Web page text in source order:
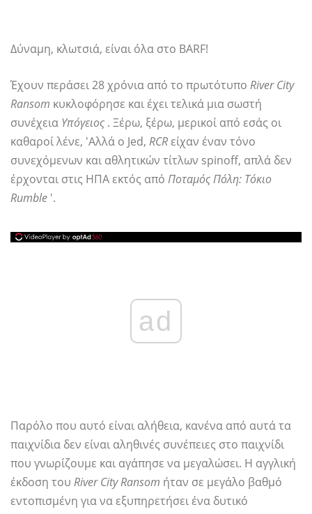
Δύναμη, κλωτσιά, είναι όλα στο BARF!
Έχουν περάσει 28 χρόνια από το πρωτότυπο River City
Ransom κυκλοφόρησε και έχει τελικά μια σωστή
συνέχεια Υπόγειος . Ξέρω, ξέρω, μερικοί από εσάς οι
καθαροί λένε, 'Αλλά ο Jed, RCRείχαν έναν τόνο
συνεχόμενων και αθλητικών τίτλων spinoff, απλά δεν
έρχονται στις ΗΠΑ εκτός από Ποταμός Πόλη: Τόκιο
Rumble '.
ad
Παρόλο που αυτό είναι αλήθεια, κανένα από αυτά τα
παιχνίδια δεν είναι αληθινές συνέπειες στο παιχνίδι
που γνωρίζουμε και αγάπησε να μεγαλώσει. Η αγγλική
έκδοση του River City Ransom ήταν σε μεγάλο βαθμό
εντοπισμένη για να εξυπηρετήσει ένα δυτικό